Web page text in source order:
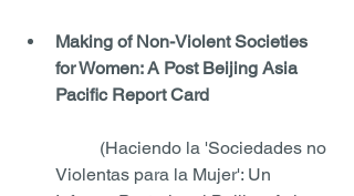
Making of Non-Violent Societies
for Women: A Post Beijing Asia
Pacific Report Card
Violentas para la Mujer': Un